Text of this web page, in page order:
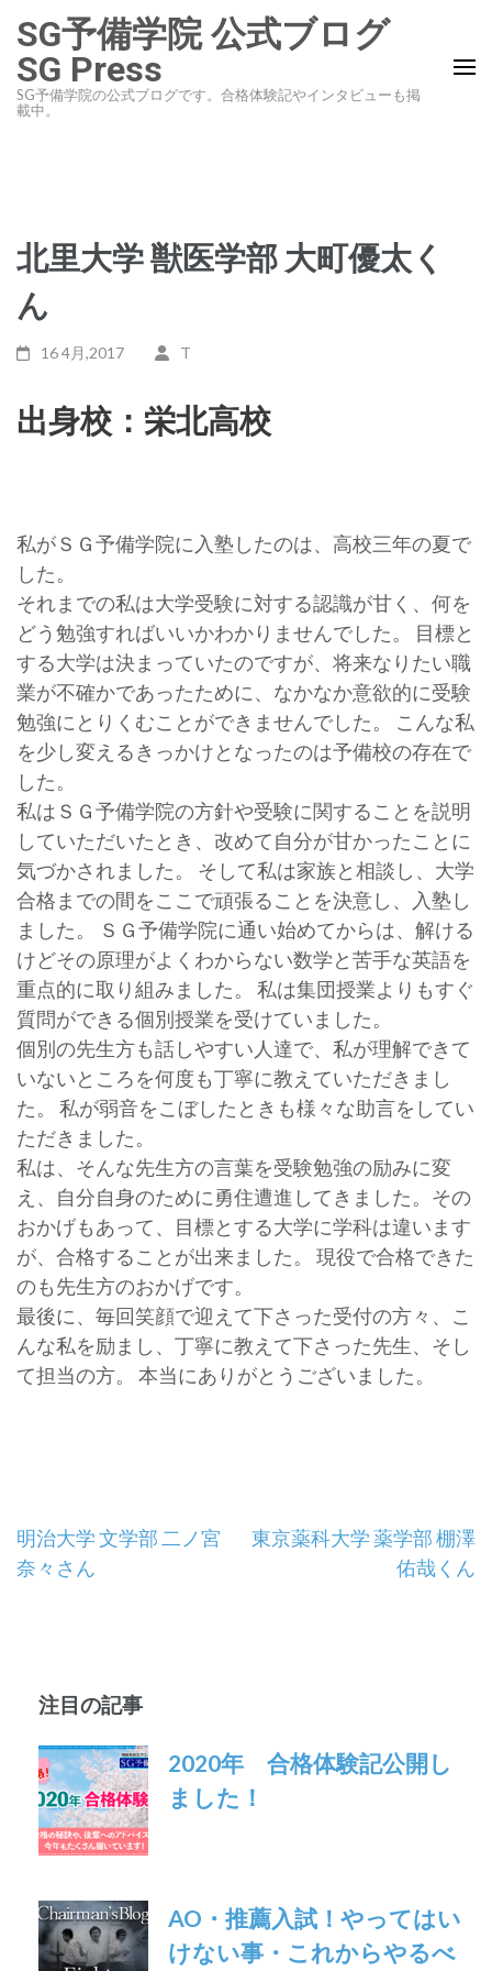
ン
テ
ン
ッ
(Enter
SG予備学院 公式ブログ
SG Press
SG予備学院の公式ブログです。合格体験記やインタビューも掲
載中。
北里大学 獣医学部 大町優太く
ん
16 4月,2017 T
出身校：栄北高校
私がＳＧ予備学院に入塾したのは、高校三年の夏で
した。
それまでの私は大学受験に対する認識が甘く、何を
どう勉強すればいいかわかりませんでした。 目標と
する大学は決まっていたのですが、将来なりたい職
業が不確かであったために、なかなか意欲的に受験
勉強にとりくむことができませんでした。 こんな私
を少し変えるきっかけとなったのは予備校の存在で
した。
私はＳＧ予備学院の方針や受験に関することを説明
していただいたとき、改めて自分が甘かったことに
気づかされました。 そして私は家族と相談し、大学
合格までの間をここで頑張ることを決意し、入塾し
ました。 ＳＧ予備学院に通い始めてからは、解ける
けどその原理がよくわからない数学と苦手な英語を
重点的に取り組みました。 私は集団授業よりもすぐ
質問ができる個別授業を受けていました。
個別の先生方も話しやすい人達で、私が理解できて
いないところを何度も丁寧に教えていただきまし
た。 私が弱音をこぼしたときも様々な助言をしてい
ただきました。
私は、そんな先生方の言葉を受験勉強の励みに変
え、自分自身のために勇住遭進してきました。その
おかげもあって、目標とする大学に学科は違います
が、合格することが出来ました。 現役で合格できた
のも先生方のおかげです。
最後に、毎回笑顔で迎えて下さった受付の方々、こ
んな私を励まし、丁寧に教えて下さった先生、そし
て担当の方。 本当にありがとうございました。
投
稿
ゲ
ー
シ
ョ
ン
明治大学 文学部 二ノ宮
奈々さん
東京薬科大学 薬学部 棚澤
佑哉くん
注目の記事
2020年 合格体験記公開し
ました！
AO・推薦入試！やってはい
けない事・これからやるべ